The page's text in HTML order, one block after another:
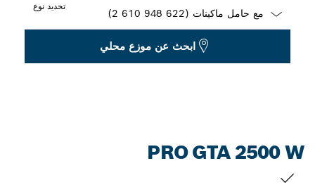
تحديد نوع
ابحث عن موزع محلي
PRO GTA 2500 W